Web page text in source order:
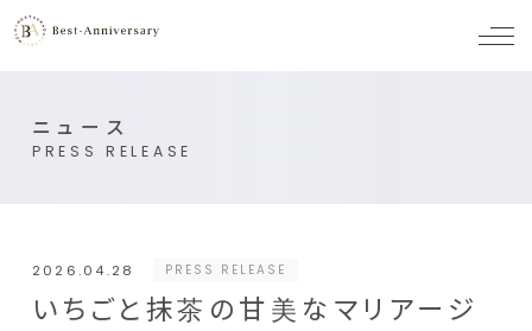
メ
ニュース
PRESS RELEASE
2026.04.28 PRESS RELEASE
いちごと抹茶の甘美なマリアージ